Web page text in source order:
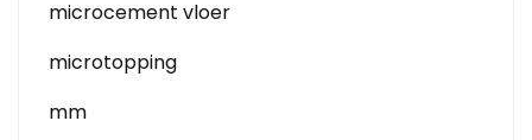
microcement vloer
microtopping
mm